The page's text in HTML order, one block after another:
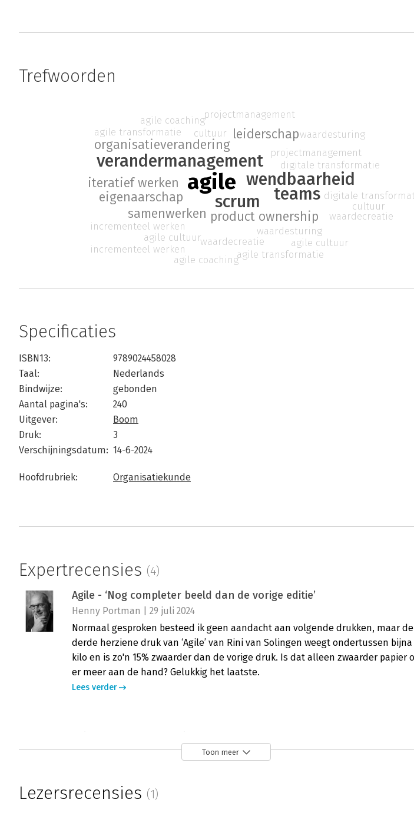
Trefwoorden
agile
verandermanagement
wendbaarheid
scrum
teams
product ownership
samenwerken
organisatieverandering
eigenaarschap
iteratief werken
leiderschap
projectmanagement
digitale transformatie
waardesturing
cultuur
waardecreatie
agile cultuur
agile transformatie
agile coaching
incrementeel werken
projectmanagement
digitale
waardesturing
cultuur
waardecreatie
agile cultuur
agile transformatie
agile coaching
incrementeel werken
Specificaties
ISBN13:
9789024458028
Taal:
Nederlands
Bindwijze:
gebonden
Aantal pagina's:
240
Uitgever:
Boom
Druk:
3
Verschijningsdatum: 14-6-2024
Hoofdrubriek: Organisatiekunde
Expertrecensies (4)
Agile - ‘Nog completer beeld dan de vorige editie’
Henny Portman | 29 juli 2024
Normaal gesproken besteed ik geen aandacht aan volgende drukken, maar de
derde herziene druk van ‘Agile’ van Rini van Solingen weegt ondertussen bijna
kilo en is zo'n 15% zwaarder dan de vorige druk. Is dat alleen zwaarder papier
er meer aan de hand? Gelukkig het laatste.
Lees verder
Thomas Cech | 13 februari 2019
organisatie gezond, flexibel en fit maakt wordt het onderwerp in de breedte
besproken.
Toon meer
Lezersrecensies (1)